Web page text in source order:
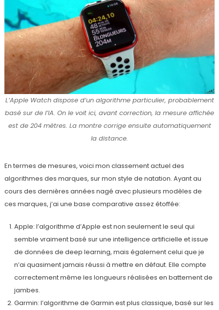
L’Apple Watch dispose d’un algorithme particulier, probablement
basé sur de l’IA. On le voit ici, avant correction, la mesure affichée
est de 204 mètres. La montre corrige ensuite automatiquement
la distance.
En termes de mesures, voici mon classement actuel des
algorithmes des marques, sur mon style de natation. Ayant au
cours des dernières années nagé avec plusieurs modèles de
ces marques, j’ai une base comparative assez étoffée:
Apple: l’algorithme d’Apple est non seulement le seul qui
semble vraiment basé sur une intelligence artificielle et issue
de données de deep learning, mais également celui que je
n’ai quasiment jamais réussi à mettre en défaut. Elle compte
correctement même les longueurs réalisées en battement de
jambes.
Garmin: l’algorithme de Garmin est plus classique, basé sur les